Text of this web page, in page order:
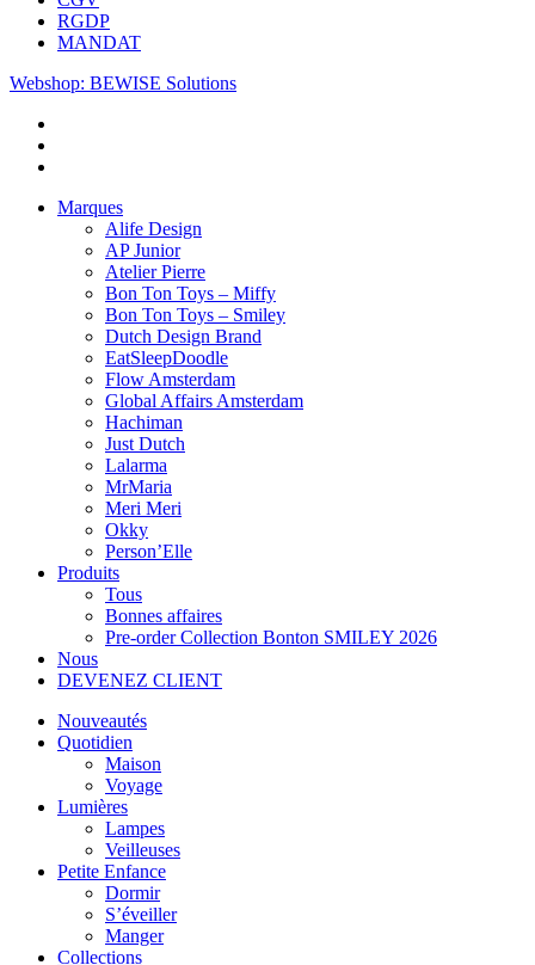
RGDP
MANDAT
Webshop: BEWISE Solutions
Marques
Alife Design
AP Junior
Atelier Pierre
Bon Ton Toys – Miffy
Bon Ton Toys – Smiley
Dutch Design Brand
EatSleepDoodle
Flow Amsterdam
Global Affairs Amsterdam
Hachiman
Just Dutch
Lalarma
MrMaria
Meri Meri
Okky
Person’Elle
Produits
Tous
Bonnes affaires
Pre-order Collection Bonton SMILEY 2026
Nous
DEVENEZ CLIENT
Nouveautés
Quotidien
Maison
Voyage
Lumières
Lampes
Veilleuses
Petite Enfance
Dormir
S’éveiller
Manger
Collections